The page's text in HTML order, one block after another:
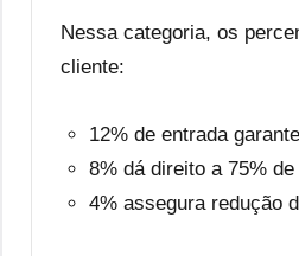
Nessa categoria, os
cliente:
12% de entrada
8% dá direito a 75%
4% assegura redução